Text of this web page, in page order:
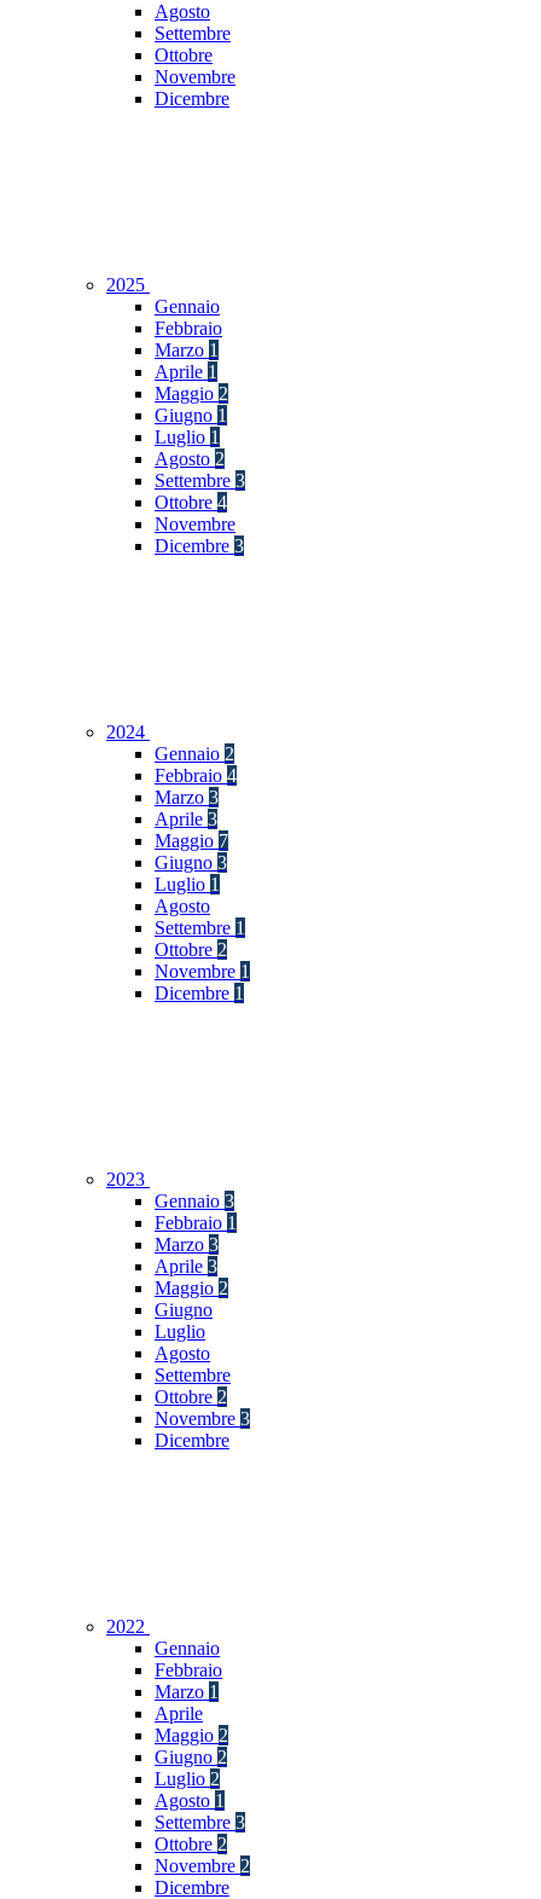
Agosto
Settembre
Ottobre
Novembre
Dicembre
2025
Gennaio
Febbraio
Marzo 1
Aprile 1
Maggio 2
Giugno 1
Luglio 1
Agosto 2
Settembre 3
Ottobre 4
Novembre
Dicembre 3
2024
Gennaio 2
Febbraio 4
Marzo 3
Aprile 3
Maggio 7
Giugno 3
Luglio 1
Agosto
Settembre 1
Ottobre 2
Novembre 1
Dicembre 1
2023
Gennaio 3
Febbraio 1
Marzo 3
Aprile 3
Maggio 2
Giugno
Luglio
Agosto
Settembre
Ottobre 2
Novembre 3
Dicembre
2022
Gennaio
Febbraio
Marzo 1
Aprile
Maggio 2
Giugno 2
Luglio 2
Agosto 1
Settembre 3
Ottobre 2
Novembre 2
Dicembre